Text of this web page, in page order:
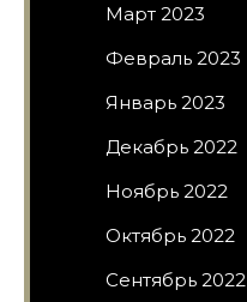
Март 2023
Февраль 2023
Январь 2023
Декабрь 2022
Ноябрь 2022
Октябрь 2022
Сентябрь 2022